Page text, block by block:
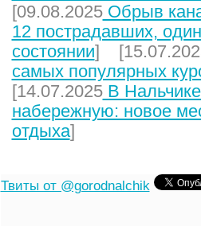
[09.08.2025Обрыв
12 пострадавших,
состоянии]
самых популярных
[14.07.2025В
набережную: новое
отдыха]
Твиты от @gorodnalchik